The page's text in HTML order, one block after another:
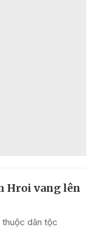
Hroi vang lên
thuộc dân tộc